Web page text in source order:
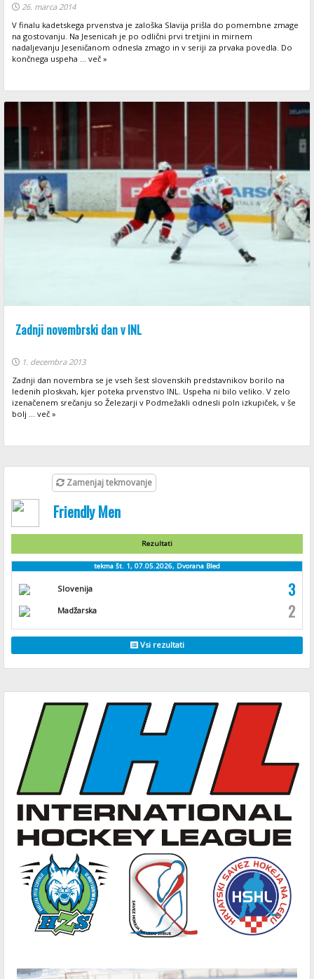
26. marca 2014
V finalu kadetskega prvenstva je zaloška Slavija prišla do pomembne zmage
na gostovanju. Na Jesenicah je po odlični prvi tretjini in mirnem
nadaljevanju Jeseničanom odnesla zmago in v seriji za prvaka povedla. Do
končnega uspeha ... več »
Zadnji novembrski dan v INL
1. decembra 2013
Zadnji dan novembra se je vseh šest slovenskih predstavnikov borilo na
ledenih ploskvah, kjer poteka prvenstvo INL. Uspeha ni bilo veliko. V zelo
izenačenem srečanju so Železarji v Podmežakli odnesli poln izkupiček, v še
bolj ... več »
Zamenjaj tekmovanje
Friendly Men
Rezultati
tekma št. 1, 07.05.2026, Dvorana Bled
Slovenija 3
Madžarska 2
Vsi rezultati